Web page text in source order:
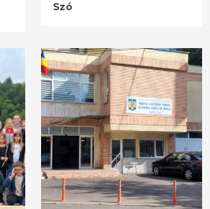
Szó